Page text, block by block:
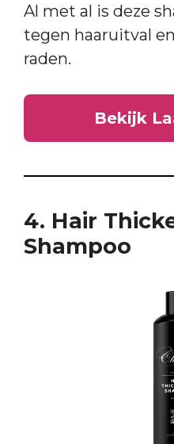
Al met al is deze
tegen haaruitval
raden.
Bekijk
4. Hair
Shampoo